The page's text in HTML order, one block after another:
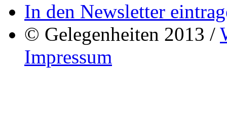
In den Newsletter
© Gelegenheiten 2013 /
Impressum